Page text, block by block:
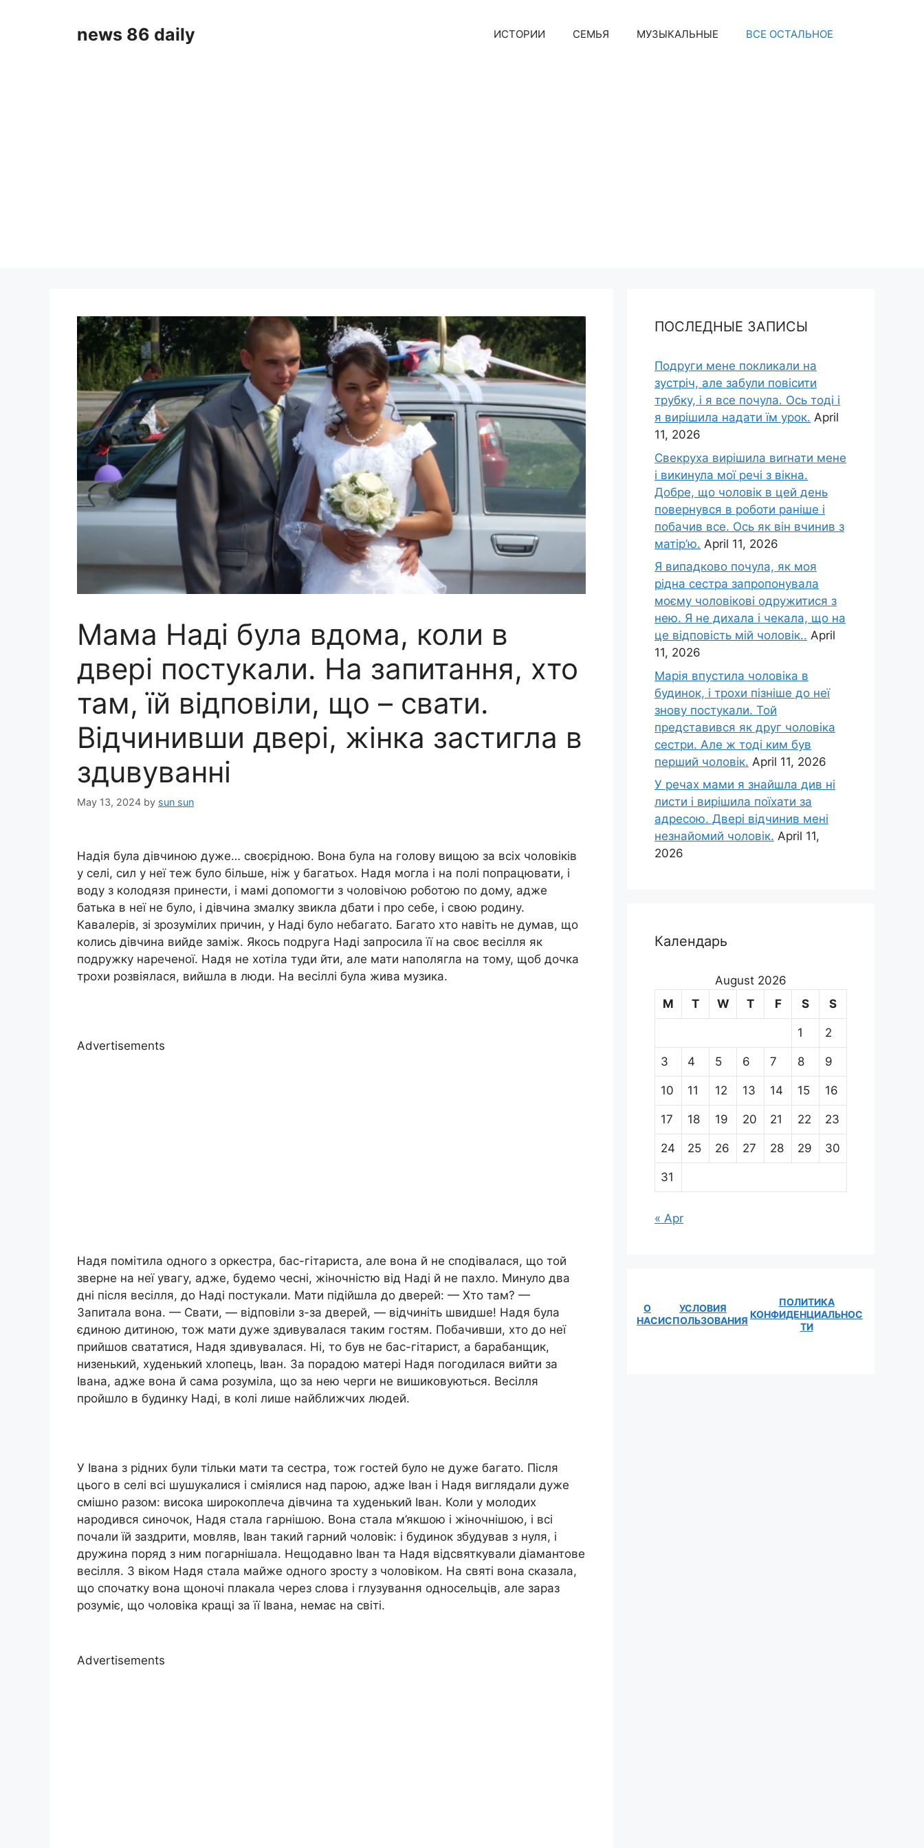
news 86 daily ИСТОРИИ СЕМЬЯ МУЗЫКАЛЬНЫЕ ВСЕ ОСТАЛЬНОЕ
Мама Наді була вдома, коли в
двері постукали. На запитання, хто
там, їй відповіли, що – свати.
Відчинивши двері, жінка застигла в
здuвуванні
May 13, 2024 by sun sun
Надія була дівчиною дуже… своєрідною. Вона була на голову вищою за всіх чоловіків
у селі, сил у неї теж було більше, ніж у багатьох. Надя могла і на полі попрацювати, і
воду з колодязя принести, і мамі допомогти з чоловічою роботою по дому, адже
батька в неї не було, і дівчина змалку звикла дбати і про себе, і свою родину.
Кавалерів, зі зрозумілих причин, у Наді було небагато. Багато хто навіть не думав, що
колись дівчина вийде заміж. Якось подруга Наді запросила її на своє весілля як
подружку нареченої. Надя не хотіла туди йти, але мати наполягла на тому, щоб дочка
трохи розвіялася, вийшла в люди. На весіллі була жива музика.
Advertisements
Надя помітила одного з оркестра, бас-гітариста, але вона й не сподівалася, що той
зверне на неї увагу, адже, будемо чесні, жіночністю від Наді й не пахло. Минуло два
дні після весілля, до Наді постукали. Мати підійшла до дверей: — Хто там? —
Запитала вона. — Свати, — відповіли з-за дверей, — відчиніть швидше! Надя була
єдиною дитиною, тож мати дуже здивувалася таким гостям. Побачивши, хто до неї
прийшов свататися, Надя здивувалася. Ні, то був не бас-гітарист, а барабанщик,
низенький, худенький хлопець, Іван. За порадою матері Надя погодилася вийти за
Івана, адже вона й сама розуміла, що за нею черги не вишиковуються. Весілля
пройшло в будинку Наді, в колі лише найближчих людей.
У Івана з рідних були тільки мати та сестра, тож гостей було не дуже багато. Після
цього в селі всі шушукалися і сміялися над парою, адже Іван і Надя виглядали дуже
смішно разом: висока широкоплеча дівчина та худенький Іван. Коли у молодих
народився синочок, Надя стала гарнішою. Вона стала м’якшою і жіночнішою, і всі
почали їй заздрити, мовляв, Іван такий гарний чоловік: і будинок збудував з нуля, і
дружина поряд з ним погарнішала. Нещодавно Іван та Надя відсвяткували діамантове
весілля. З віком Надя стала майже одного зросту з чоловіком. На святі вона сказала,
що спочатку вона щоночі плакала через слова і глузування односельців, але зараз
розуміє, що чоловіка кращі за її Івана, немає на світі.
Advertisements
ПОСЛЕДНЫЕ ЗАПИСЫ
Подруги мене покликали на
зустріч, але забули повісити
трубку, і я все почула. Ось тоді і
я вирішила надати їм урок. April
11, 2026
Свекруха вирішила виrнати мене
і викинула мої речі з вікна.
Добре, що чоловік в цей день
повернувся в роботи раніше і
побачив все. Ось як він вчинив з
матір’ю. April 11, 2026
Я випадково почула, як моя
рідна сестра запропонувала
моєму чоловікові одружитися з
нею. Я не дихала і чекала, що на
це відповість мій чоловік.. April
11, 2026
Марія впустила чоловіка в
будинок, і трохи пізніше до неї
знову постукали. Той
представився як друг чоловіка
сестри. Але ж тоді ким був
перший чоловік. April 11, 2026
У речах мами я знайшла див ні
листи і вирішила поїхати за
адресою. Двері відчинив мені
незнайомий чоловік. April 11,
2026
Календарь
August 2026
M
T W T F S S
1 2
3 4 5 6 7 8 9
10 11 12 13 14 15 16
17 18 19 20 21 22 23
24 25 26 27 28 29 30
31
« Apr
О
НАС
УСЛОВИЯ
ИСПОЛЬЗОВАНИЯ
ПОЛИТИКА
КОНФИДЕНЦИАЛЬНОС
ТИ